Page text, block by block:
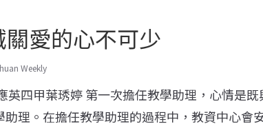
關愛的心不可少
Weekly
英四甲葉琇婷 第一次擔任教學助理，心情是
理。在擔任教學助理的過程中，教資中心會